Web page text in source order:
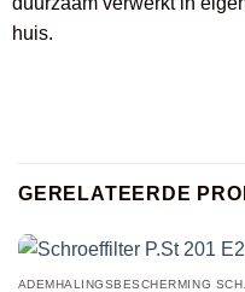
huis.
GERELATEERDE